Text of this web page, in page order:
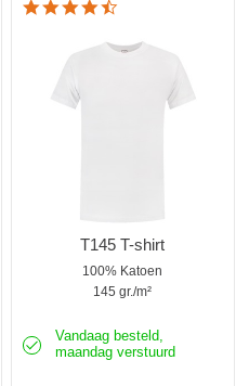
T145 T-shirt
100% Katoen
145 gr./m²
Vandaag besteld,
maandag verstuurd